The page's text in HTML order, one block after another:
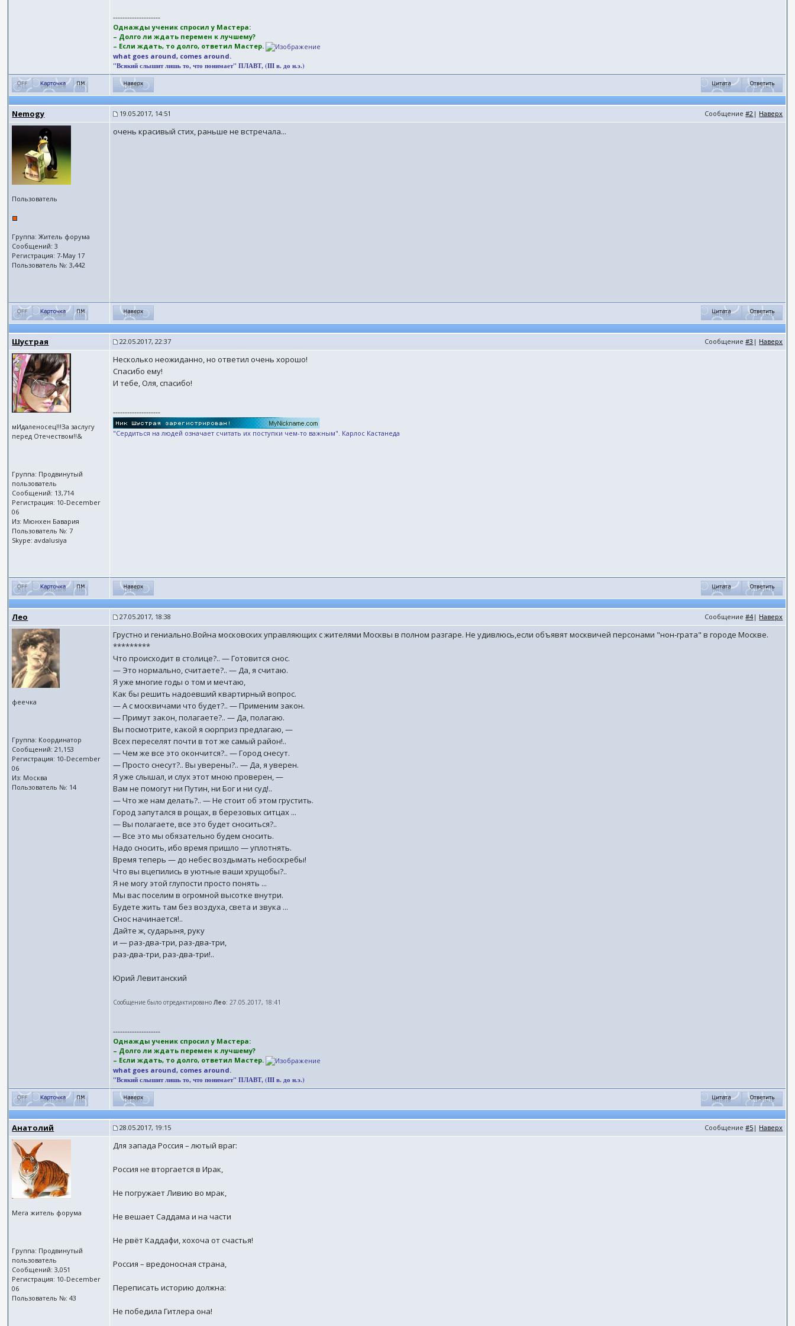
--------------------
Однажды ученик спросил у Мастера:
– Долго ли ждать перемен к лучшему?
– Если ждать, то долго, ответил Мастер.
what goes around, comes around.
"Всякий слышит лишь то, что понимает" ПЛАВТ, (III в. до н.э.)
Nemogy 19.05.2017, 14:51 Сообщение#2 | Наверх
Пользователь
Группа: Житель форума
Сообщений: 3
Регистрация: 7-May 17
Пользователь №: 3,442
очень красивый стих, раньше не встречала...
Шустрая 22.05.2017, 22:37 Сообщение#3 | Наверх
мИдаленосец!!!За заслугу
перед Отечеством!!&
Группа: Продвинутый
пользователь
Сообщений: 13,714
Регистрация: 10-December
06
Из: Мюнхен Бавария
Пользователь №: 7
Skype: avdalusiya
Несколько неожиданно, но ответил очень хорошо!
Спасибо ему!
И тебе, Оля, спасибо!
--------------------
"Сердиться на людей означает считать их поступки чем-то важным". Карлос Кастанеда
Лео 27.05.2017, 18:38 Сообщение#4| Наверх
феечка
Группа: Координатор
Сообщений: 21,153
Регистрация: 10-December
06
Из: Москва
Пользователь №: 14
Грустно и гениально.Война московских управляющих с жителями Москвы в полном разгаре. Не удивлюсь,если объявят москвичей персонами "нон-грата" в городе Москве.
*********
Что происходит в столице?.. — Готовится снос.
— Это нормально, считаете?.. — Да, я считаю.
Я уже многие годы о том и мечтаю,
Как бы решить надоевший квартирный вопрос.
— А с москвичами что будет?.. — Применим закон.
— Примут закон, полагаете?.. — Да, полагаю.
Вы посмотрите, какой я сюрприз предлагаю, —
Всех переселят почти в тот же самый район!..
— Чем же все это окончится?.. — Город снесут.
— Просто снесут?.. Вы уверены?.. — Да, я уверен.
Я уже слышал, и слух этот мною проверен, —
Вам не помогут ни Путин, ни Бог и ни суд!..
— Что же нам делать?.. — Не стоит об этом грустить.
Город запутался в рощах, в березовых ситцах ...
— Вы полагаете, все это будет сноситься?..
— Все это мы обязательно будем сносить.
Надо сносить, ибо время пришло — уплотнять.
Время теперь — до небес воздымать небоскребы!
Что вы вцепились в уютные ваши хрущобы?..
Я не могу этой глупости просто понять ...
Мы вас поселим в огромной высотке внутри.
Будете жить там без воздуха, света и звука ...
Снос начинается!..
Дайте ж, сударыня, руку
и — раз-два-три, раз-два-три,
раз-два-три, раз-два-три!..
Юрий Левитанский
Сообщение было отредактированоЛео: 27.05.2017, 18:41
--------------------
Однажды ученик спросил у Мастера:
– Долго ли ждать перемен к лучшему?
– Если ждать, то долго, ответил Мастер.
what goes around, comes around.
"Всякий слышит лишь то, что понимает" ПЛАВТ, (III в. до н.э.)
Анатолий 28.05.2017, 19:15 Сообщение#5 | Наверх
Мега житель форума
Группа: Продвинутый
пользователь
Сообщений: 3,051
Регистрация: 10-December
06
Пользователь №: 43
Для запада Россия – лютый враг:
Россия не вторгается в Ирак,
Не погружает Ливию во мрак,
Не вешает Саддама и на части
Не рвёт Каддафи, хохоча от счастья!
Россия – вредоносная страна,
Переписать историю должна:
Не победила Гитлера она!